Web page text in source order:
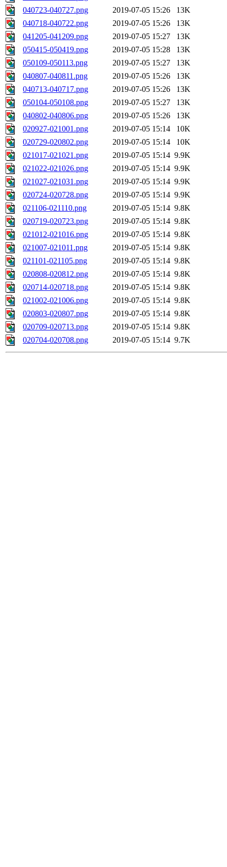
040723-040727.png
2019-07-05 15:26
13K
040718-040722.png
2019-07-05 15:26
13K
041205-041209.png
2019-07-05 15:27
13K
050415-050419.png
2019-07-05 15:28
13K
050109-050113.png
2019-07-05 15:27
13K
040807-040811.png
2019-07-05 15:26
13K
040713-040717.png
2019-07-05 15:26
13K
050104-050108.png
2019-07-05 15:27
13K
040802-040806.png
2019-07-05 15:26
13K
020927-021001.png
2019-07-05 15:14
10K
020729-020802.png
2019-07-05 15:14
10K
021017-021021.png
2019-07-05 15:14 9.9K
021022-021026.png
2019-07-05 15:14 9.9K
021027-021031.png
2019-07-05 15:14 9.9K
020724-020728.png
2019-07-05 15:14 9.9K
021106-021110.png
2019-07-05 15:14 9.8K
020719-020723.png
2019-07-05 15:14 9.8K
021012-021016.png
2019-07-05 15:14 9.8K
021007-021011.png
2019-07-05 15:14 9.8K
021101-021105.png
2019-07-05 15:14 9.8K
020808-020812.png
2019-07-05 15:14 9.8K
020714-020718.png
2019-07-05 15:14 9.8K
021002-021006.png
2019-07-05 15:14 9.8K
020803-020807.png
2019-07-05 15:14 9.8K
020709-020713.png
2019-07-05 15:14 9.8K
020704-020708.png
2019-07-05 15:14 9.7K